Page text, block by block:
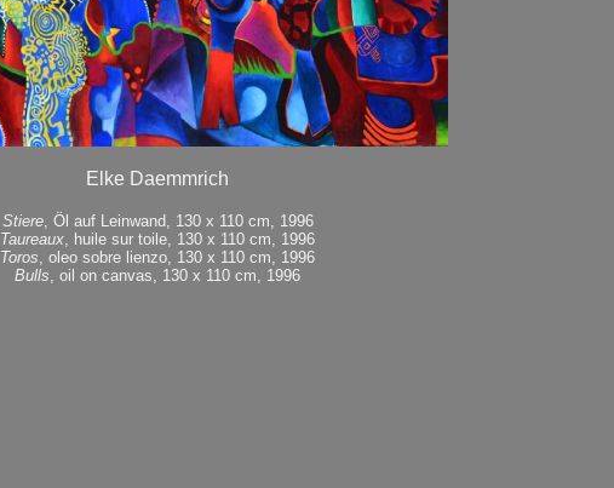
Elke Daemmrich
Stiere, Öl auf Leinwand, 130 x 110 cm, 1996
Taureaux, huile sur toile, 130 x 110 cm, 1996
Toros, oleo sobre lienzo, 130 x 110 cm, 1996
Bulls, oil on canvas, 130 x 110 cm, 1996